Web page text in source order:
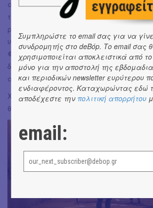
από σεμινάριο. Οι μόνοι που
του προγράμματος, ήταν η ίδια και μια
ρόλο του παίχτη στο «παιχνίδι» που
υπόγειο πέρασμα για πεζούς, ανέλαβαν
Φαίνεται εντυπωσιασμένη από εκείνη
δείχνει να θέλει να κινηθεί αναλόγως
ακολουθούν.
Χαιρετώντας τη την ευχαριστώ και την
θα την παρακολουθώ στενά!
Συμπληρώστε το email σας για να
συνδρομητής στο deBόp. Το email σας
χρησιμοποιείται αποκλειστικά από
μόνο για την αποστολή της
και περιοδικών newsletter ευρύτερου
ενδιαφέροντος. Καταχωρώντας εδώ
αποδέχεστε την πολιτική απορρήτου
email: